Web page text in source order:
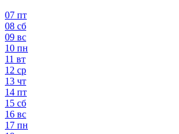
07 пт
08 сб
09 вс
10 пн
11 вт
12 ср
13 чт
14 пт
15 сб
16 вс
17 пн